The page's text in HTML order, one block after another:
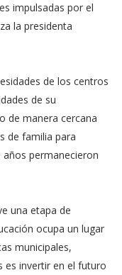
impulsadas por el
la presidenta
de los centros
de su
de manera cercana
de familia para
permanecieron
una etapa de
ocupa un lugar
municipales,
es invertir en el futuro